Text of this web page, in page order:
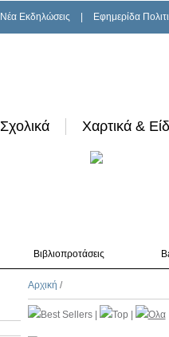
Νέα Εκδηλώσεις Εφημερίδα
Σχολικά Χαρτικά &
Βιβλιοπροτάσεις
Αρχική /
Best Sellers| Top Όλα